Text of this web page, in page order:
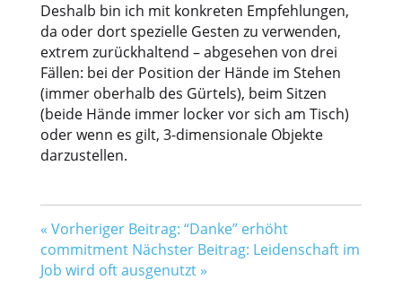
Deshalb bin ich mit konkreten Empfehlungen,
da oder dort spezielle Gesten zu verwenden,
extrem zurückhaltend – abgesehen von drei
Fällen: bei der Position der Hände im Stehen
(immer oberhalb des Gürtels), beim Sitzen
(beide Hände immer locker vor sich am Tisch)
oder wenn es gilt, 3-dimensionale Objekte
darzustellen.
« Vorheriger Beitrag: “Danke” erhöht
commitment Nächster Beitrag: Leidenschaft im
Job wird oft ausgenutzt »